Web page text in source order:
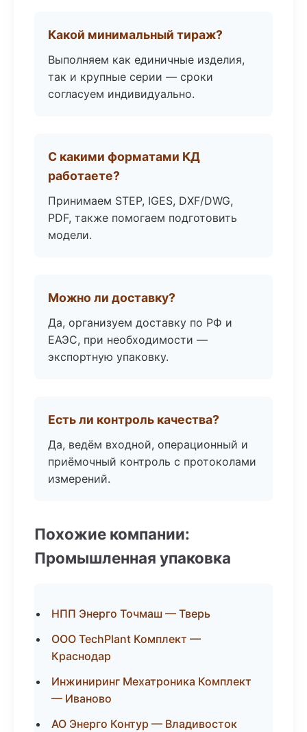
Какой минимальный тираж?
Выполняем как единичные изделия,
так и крупные серии — сроки
согласуем индивидуально.
С какими форматами КД
работаете?
Принимаем STEP, IGES, DXF/DWG,
PDF, также помогаем подготовить
модели.
Можно ли доставку?
Да, организуем доставку по РФ и
ЕАЭС, при необходимости —
экспортную упаковку.
Есть ли контроль качества?
Да, ведём входной, операционный и
приёмочный контроль с протоколами
измерений.
Похожие компании:
Промышленная упаковка
НПП Энерго Точмаш — Тверь
ООО TechPlant Комплект —
Краснодар
Инжиниринг Мехатроника Комплект
— Иваново
АО Энерго Контур — Владивосток